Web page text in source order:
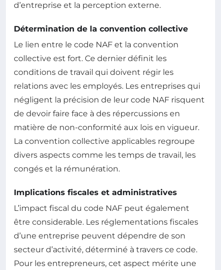
d’entreprise et la perception externe.
Détermination de la convention collective
Le lien entre le code NAF et la convention
collective est fort. Ce dernier définit les
conditions de travail qui doivent régir les
relations avec les employés. Les entreprises qui
négligent la précision de leur code NAF risquent
de devoir faire face à des répercussions en
matière de non-conformité aux lois en vigueur.
La convention collective applicables regroupe
divers aspects comme les temps de travail, les
congés et la rémunération.
Implications fiscales et administratives
L’impact fiscal du code NAF peut également
être considerable. Les réglementations fiscales
d’une entreprise peuvent dépendre de son
secteur d’activité, déterminé à travers ce code.
Pour les entrepreneurs, cet aspect mérite une